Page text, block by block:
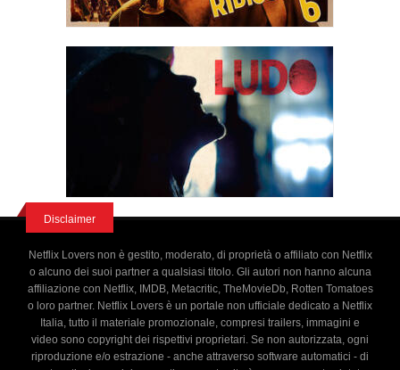
Disclaimer
Netflix Lovers non è gestito, moderato, di proprietà o affiliato con Netflix
o alcuno dei suoi partner a qualsiasi titolo. Gli autori non hanno alcuna
affiliazione con Netflix, IMDB, Metacritic, TheMovieDb, Rotten Tomatoes
o loro partner. Netflix Lovers è un portale non ufficiale dedicato a Netflix
Italia, tutto il materiale promozionale, compresi trailers, immagini e
video sono copyright dei rispettivi proprietari. Se non autorizzata, ogni
riproduzione e/o estrazione - anche attraverso software automatici - di